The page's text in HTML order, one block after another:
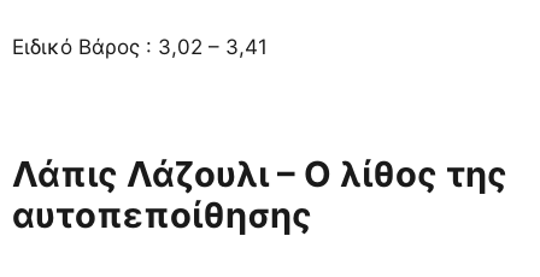
Ειδικό Βάρος : 3,02 – 3,41
Λάπις Λάζουλι – Ο λίθος της
αυτοπεποίθησης